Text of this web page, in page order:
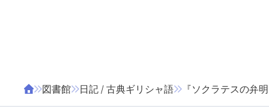
図書館 日記 / 古典ギリシャ語 『ソクラテスの弁